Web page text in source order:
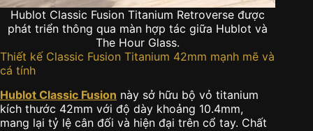
Hublot Classic Fusion Titanium Retroverse được
phát triển thông qua màn hợp tác giữa Hublot và
The Hour Glass.
Thiết kế Classic Fusion Titanium 42mm mạnh mẽ và
cá tính
Hublot Classic Fusion này sở hữu bộ vỏ titanium
kích thước 42mm với độ dày khoảng 10.4mm,
mang lại tỷ lệ cân đối và hiện đại trên cổ tay. Chất